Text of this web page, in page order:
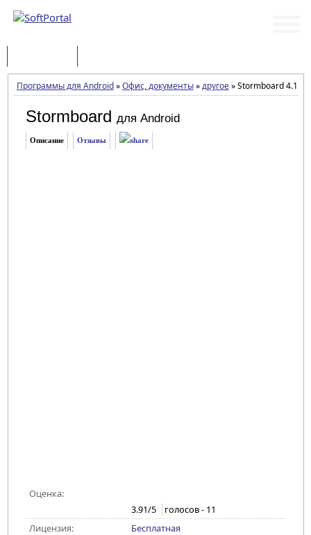
Программы для Android»Офис, документы»другое»Stormboard 4.1.1
Stormboard для Android
Описание Отзывы
Оценка:
3.91/5 голосов - 11
Лицензия:
Бесплатная